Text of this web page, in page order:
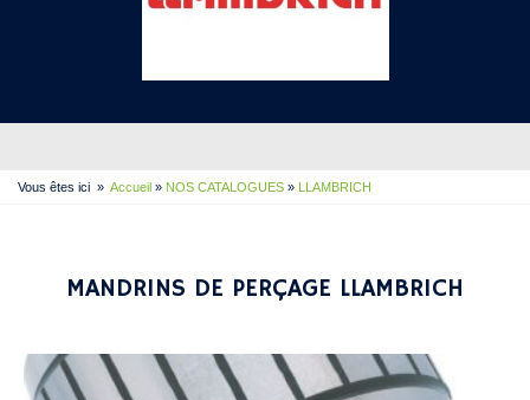
Vous êtes ici » Accueil » NOS CATALOGUES » LLAMBRICH
MANDRINS DE PERÇAGE LLAMBRICH